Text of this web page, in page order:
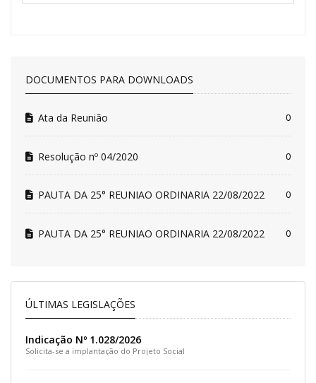
DOCUMENTOS PARA DOWNLOADS
Ata da Reunião 0
Resolução nº 04/2020 0
PAUTA DA 25° REUNIAO ORDINARIA 22/08/2022 0
PAUTA DA 25° REUNIAO ORDINARIA 22/08/2022 0
ÚLTIMAS LEGISLAÇÕES
Indicação Nº 1.028/2026
Solicita-se a implantação do Projeto Social